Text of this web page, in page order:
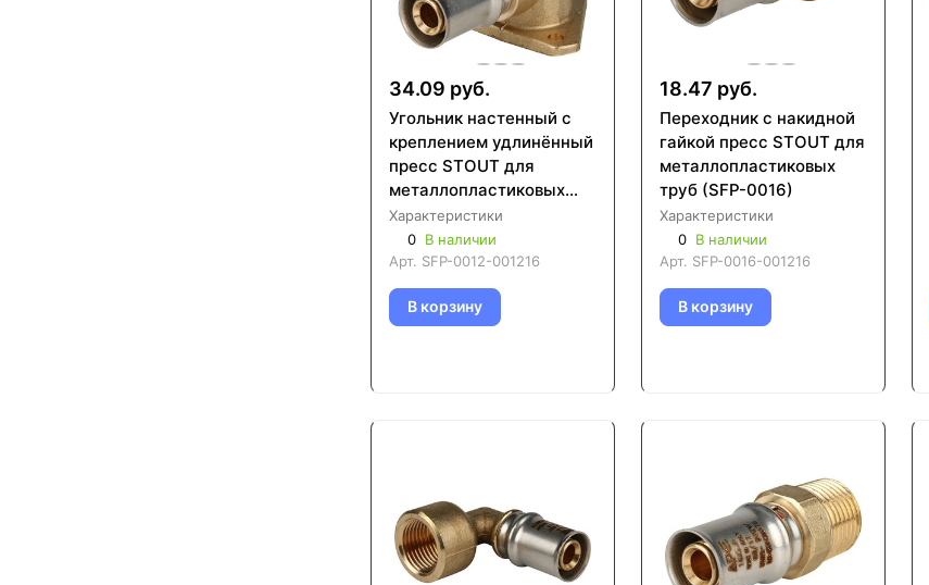
34.09 руб.
Угольник настенный с
креплением удлинённый
пресс STOUT для
металлопластиковых
труб (SFP-0012)
Характеристики
0 В наличии
Арт. SFP-0012-001216
В корзину
18.47 руб.
Переходник с накидной
гайкой пресс STOUT для
металлопластиковых
труб (SFP-0016)
Характеристики
0 В наличии
Арт. SFP-0016-001216
В корзину